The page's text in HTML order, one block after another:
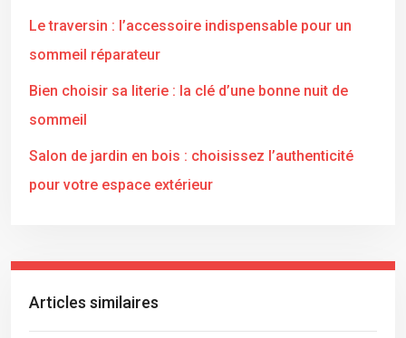
Le traversin : l’accessoire indispensable pour un
sommeil réparateur
Bien choisir sa literie : la clé d’une bonne nuit de
sommeil
Salon de jardin en bois : choisissez l’authenticité
pour votre espace extérieur
Articles similaires